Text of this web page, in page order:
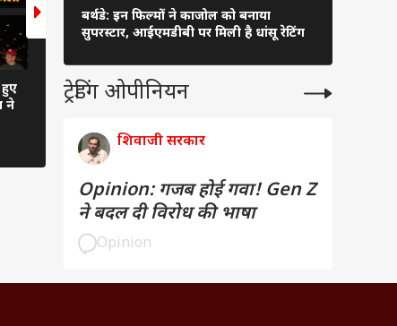
ने
'बंटवारा 1947' के प्रमोशन में ब्लू सूट में
छाईं प्रीति जिंटा, सनी देओल का भी
ऐश्वर्या राय बच्चन का
बर्थडे: इन फिल्मों ने काजोल को बनाया
सुपरस्टार, आईएमडीबी पर मिली है धांसू रेटिंग
ट्रेडिंग ओपीनियन
शिवाजी सरकार
Opinion: गजब होई गवा! Gen Z
ने बदल दी विरोध की भाषा
Opinion